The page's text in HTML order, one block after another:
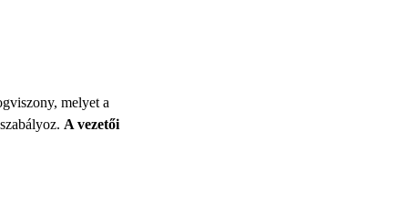
melyet a
A vezetői